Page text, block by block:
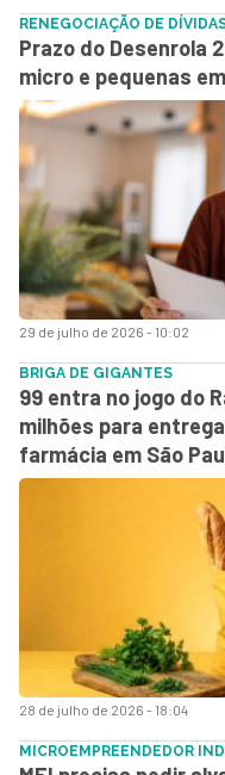
29 de julho de 2026 - 10:02
RENEGOCIAÇÃO DE
Prazo do Desenrola
micro e pequenas
28 de julho de 2026 - 18:04
BRIGA DE GIGANTES
99 entra no jogo do
milhões para
farmácia em São
MICROEMPREENDEDOR